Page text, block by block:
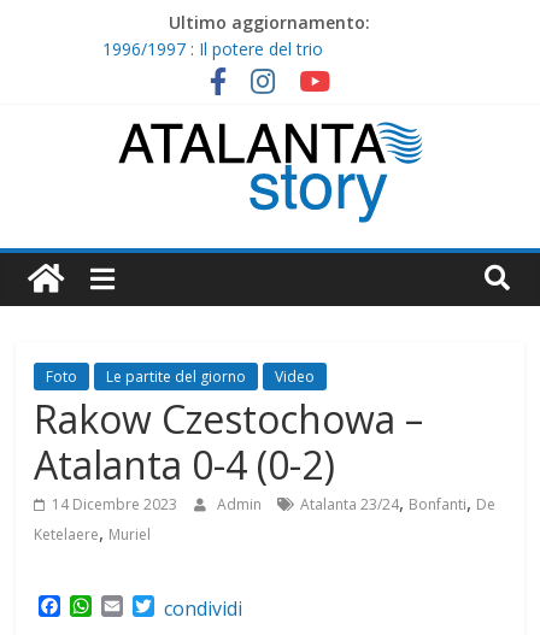
Ultimo aggiornamento:
1996/1997 : Il potere del trio
I nostri ritiri – 1997/1998
1998/1999 : Cristiano Doni
I nostri ritiri – 1996/1997
1997/1998 : Caccia e Lucarelli non bastano
Atalanta
Story
Foto Le partite del giorno Video
Rakow Czestochowa –
Atalanta 0-4 (0-2)
14 Dicembre 2023 Admin Atalanta 23/24, Bonfanti, De
Ketelaere, Muriel
F
W
E
Tcondividi